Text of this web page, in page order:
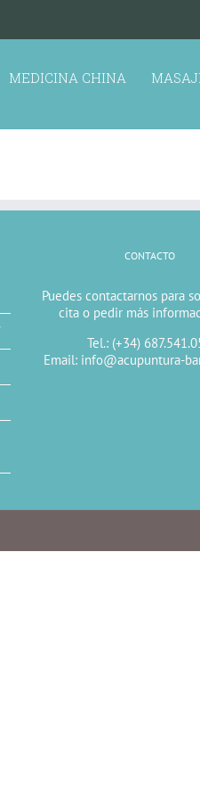
MEDICINA CHINA
CONTACTO
Puedes contactarnos para
cita o pedir más
Tel.: (+34)
Email: info@acupuntura-